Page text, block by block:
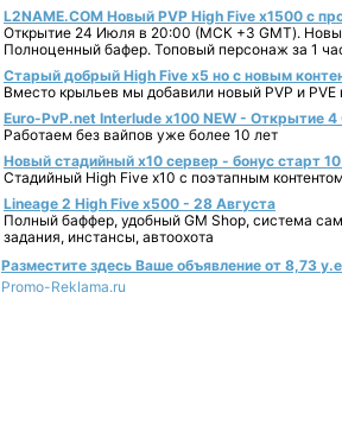
L2NAME.COM Новый PVP High Five x1500 с
Открытие 24 Июля в 20:00 (МСК +3 GMT).
Полноценный бафер. Топовый персонаж за 1
Старый добрый High Five x5 но с новым
Вместо крыльев мы добавили новый PVP и PVE
Euro-PvP.net Interlude х100 NEW - Открытие 4
Работаем без вайпов уже более 10 лет
Новый стадийный х10 сервер - бонус старт
Стадийный High Five x10 с поэтапным
Lineage 2 High Five x500 - 28 Августа
Полный баффер, удобный GM Shop, система
задания, инстансы, автоохота
Разместите здесь Ваше объявление от 8,73
Promo-Reklama.ru